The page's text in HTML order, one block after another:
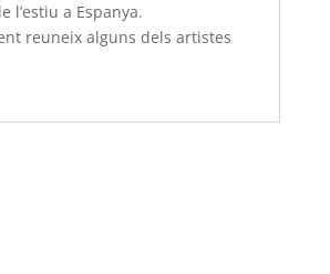
l’estiu a Espanya.
reuneix alguns dels artistes